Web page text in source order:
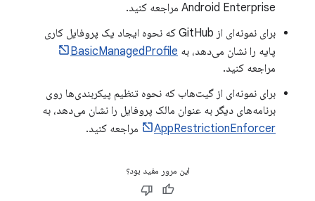
Android Enterprise مراجعه کنید.
برای نمونه‌ای از GitHub که نحوه ایجاد یک پروفایل کاری
پایه را نشان می‌دهد، به BasicManagedProfile
مراجعه کنید.
برای نمونه‌ای از گیت‌هاب که نحوه تنظیم پیکربندی‌ها روی
برنامه‌های دیگر به عنوان مالک پروفایل را نشان می‌دهد، به
AppRestrictionEnforcer
مراجعه کنید.
این مرور مفید بود؟